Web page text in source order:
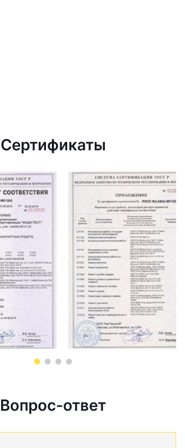
Сертификаты
Вопрос-ответ